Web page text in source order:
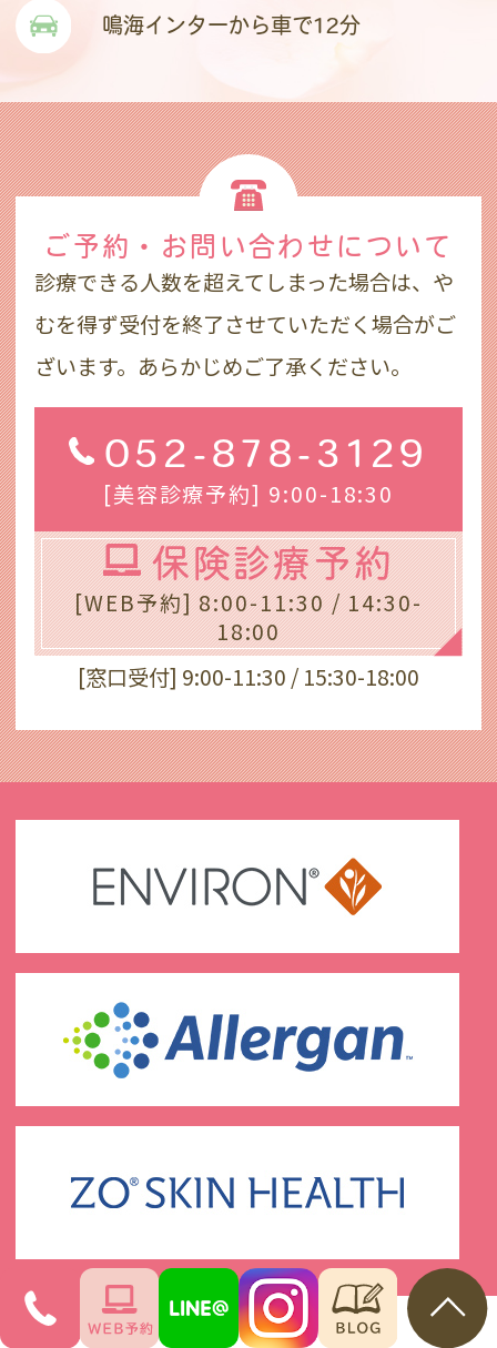
鳴海インターから車で12分
ご予約・お問い合わせ について
診療できる人数を超えてしまった場合は、や
むを得ず受付を終了させていただく場合がご
ざいます。あらかじめご了承ください。
052-878-3129
[美容診療予約] 9:00-18:30
保険診療予約
[WEB予約] 8:00-11:30 / 14:30-
18:00
[窓口受付] 9:00-11:30 / 15:30-18:00